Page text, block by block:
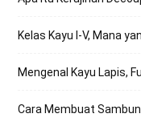
Kelas Kayu I-V, Mana
Mengenal Kayu Lapis,
Cara Membuat